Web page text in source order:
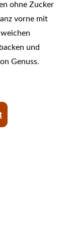
ohne Zucker
vorne mit
und
Genuss.